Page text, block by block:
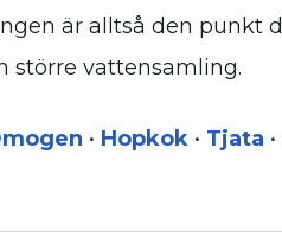
är alltså den punkt
större vattensamling.
• Hopkok • Tjata •